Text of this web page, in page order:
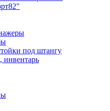
под штангу
инвентарь